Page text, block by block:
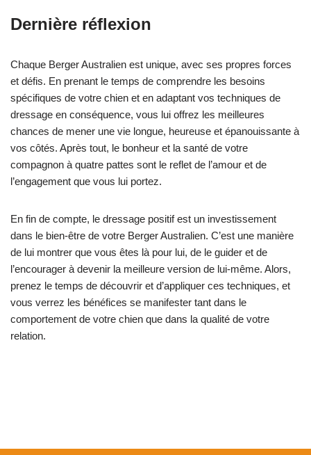
Dernière réflexion
Chaque Berger Australien est unique, avec ses propres forces
et défis. En prenant le temps de comprendre les besoins
spécifiques de votre chien et en adaptant vos techniques de
dressage en conséquence, vous lui offrez les meilleures
chances de mener une vie longue, heureuse et épanouissante à
vos côtés. Après tout, le bonheur et la santé de votre
compagnon à quatre pattes sont le reflet de l’amour et de
l’engagement que vous lui portez.
En fin de compte, le dressage positif est un investissement
dans le bien-être de votre Berger Australien. C’est une manière
de lui montrer que vous êtes là pour lui, de le guider et de
l’encourager à devenir la meilleure version de lui-même. Alors,
prenez le temps de découvrir et d’appliquer ces techniques, et
vous verrez les bénéfices se manifester tant dans le
comportement de votre chien que dans la qualité de votre
relation.